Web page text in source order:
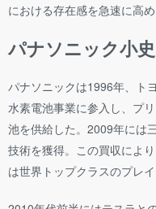
における存在感を急速に高
パナソニック小史
パナソニックは1996年、ト
水素電池事業に参入し、プ
池を供給した。2009年には
技術を獲得。この買収によ
は世界トップクラスのプレイ